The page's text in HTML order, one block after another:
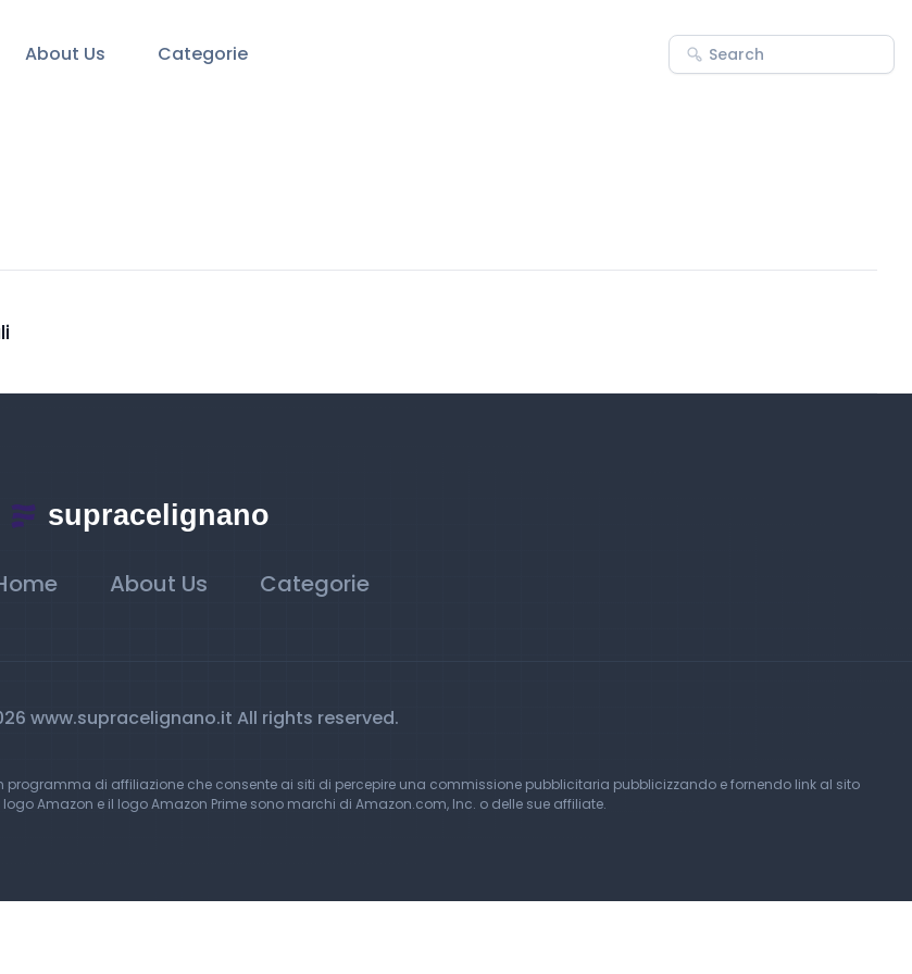
About Us Categorie
About Us Categorie
www.supracelignano.it All rights reserved.
di affiliazione che consente ai siti di percepire una commissione pubblicitaria pubblicizzando e fornendo link al sito
logo Amazon e il logo Amazon Prime sono marchi di Amazon.com, Inc. o delle sue affiliate.